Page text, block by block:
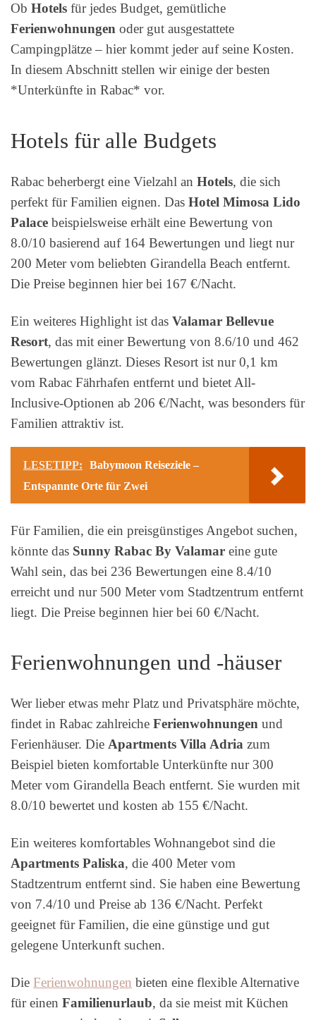
Ob Hotels für jedes Budget, gemütliche
Ferienwohnungen oder gut ausgestattete
Campingplätze – hier kommt jeder auf seine Kosten.
In diesem Abschnitt stellen wir einige der besten
*Unterkünfte in Rabac* vor.
Hotels für alle Budgets
Rabac beherbergt eine Vielzahl an Hotels, die sich
perfekt für Familien eignen. Das Hotel Mimosa Lido
Palace beispielsweise erhält eine Bewertung von
8.0/10 basierend auf 164 Bewertungen und liegt nur
200 Meter vom beliebten Girandella Beach entfernt.
Die Preise beginnen hier bei 167 €/Nacht.
Ein weiteres Highlight ist das Valamar Bellevue
Resort, das mit einer Bewertung von 8.6/10 und 462
Bewertungen glänzt. Dieses Resort ist nur 0,1 km
vom Rabac Fährhafen entfernt und bietet All-
Inclusive-Optionen ab 206 €/Nacht, was besonders für
Familien attraktiv ist.
LESETIPP:
Babymoon Reiseziele –
Entspannte Orte für Zwei
Für Familien, die ein preisgünstiges Angebot suchen,
könnte das Sunny Rabac By Valamar eine gute
Wahl sein, das bei 236 Bewertungen eine 8.4/10
erreicht und nur 500 Meter vom Stadtzentrum entfernt
liegt. Die Preise beginnen hier bei 60 €/Nacht.
Ferienwohnungen und -häuser
Wer lieber etwas mehr Platz und Privatsphäre möchte,
findet in Rabac zahlreiche Ferienwohnungen und
Ferienhäuser. Die Apartments Villa Adria zum
Beispiel bieten komfortable Unterkünfte nur 300
Meter vom Girandella Beach entfernt. Sie wurden mit
8.0/10 bewertet und kosten ab 155 €/Nacht.
Ein weiteres komfortables Wohnangebot sind die
Apartments Paliska, die 400 Meter vom
Stadtzentrum entfernt sind. Sie haben eine Bewertung
von 7.4/10 und Preise ab 136 €/Nacht. Perfekt
geeignet für Familien, die eine günstige und gut
gelegene Unterkunft suchen.
Die Ferienwohnungen bieten eine flexible Alternative
für einen Familienurlaub, da sie meist mit Küchen